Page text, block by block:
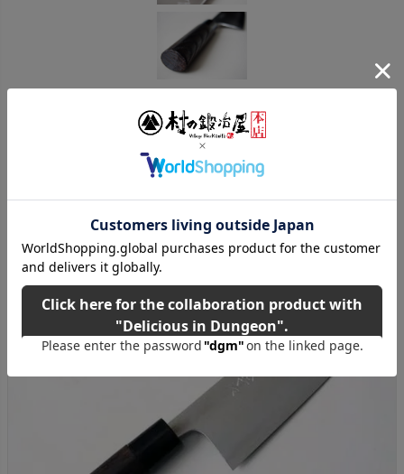
ご購入はこちら！